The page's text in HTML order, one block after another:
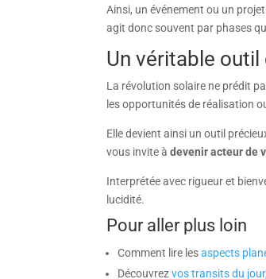
Ainsi, un événement ou un
agit donc souvent par phases
Un véritable outil
La révolution solaire ne prédit
les opportunités de réalisation
Elle devient ainsi un outil
vous invite àdevenir acteur de
Interprétée avec rigueur et
lucidité.
Pour aller plus loin
Comment lire lesaspects
Découvrezvos transits du